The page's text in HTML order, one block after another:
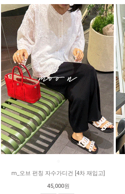
m_오브 펀칭 자수가디건 [4차 재입고]
45,000원